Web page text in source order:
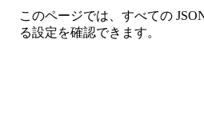
このページでは、すべての
る設定を確認できます。